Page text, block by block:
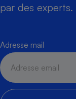
par des experts.
Adresse mail